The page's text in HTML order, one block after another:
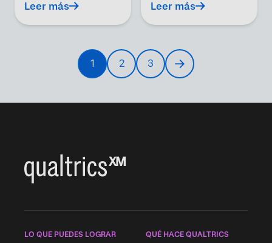
Leer más Leer más
Current
page
1 Página
2 Página
3
Next
page
LO QUE PUEDES LOGRAR QUÉ HACE QUALTRICS